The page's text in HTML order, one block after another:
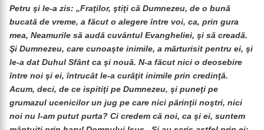
Petru şi le-a zis: „Fraţilor, ştiţi că Dumnezeu, de o bună
bucată de vreme, a făcut o alegere între voi, ca, prin gura
mea, Neamurile să audă cuvântul Evangheliei, şi să creadă.
Şi Dumnezeu, care cunoaşte inimile, a mărturisit pentru ei, şi
le-a dat Duhul Sfânt ca şi nouă. N-a făcut nici o deosebire
între noi şi ei, întrucât le-a curăţit inimile prin credinţă.
Acum, deci, de ce ispitiţi pe Dumnezeu, şi puneţi pe
grumazul ucenicilor un jug pe care nici părinţii noştri, nici
noi nu l-am putut purta? Ci credem că noi, ca şi ei, suntem